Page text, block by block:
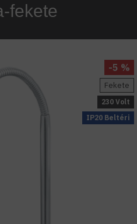
fekete
IP20 Beltéri
Fekete
230 Volt
-5 %